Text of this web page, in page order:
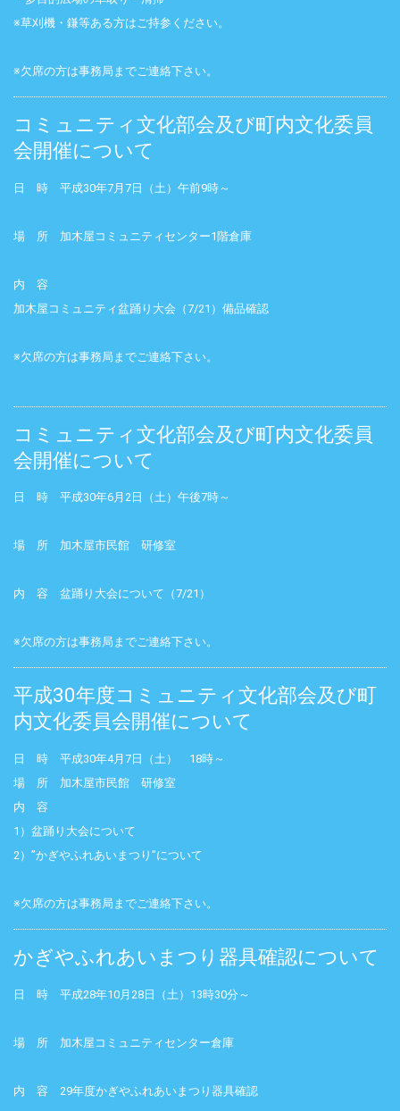
※草刈機・鎌等ある方はご持参ください。
※欠席の方は事務局までご連絡下さい。
コミュニティ文化部会及び町内文化委員
会開催について
日 時 平成30年7月7日（土）午前9時～
場 所 加木屋コミュニティセンター1階倉庫
内 容
加木屋コミュニティ盆踊り大会（7/21）備品確認
※欠席の方は事務局までご連絡下さい。
コミュニティ文化部会及び町内文化委員
会開催について
日 時 平成30年6月2日（土）午後7時～
場 所 加木屋市民館 研修室
内 容 盆踊り大会について（7/21）
※欠席の方は事務局までご連絡下さい。
平成30年度コミュニティ文化部会及び町
内文化委員会開催について
日 時 平成30年4月7日（土） 18時～
場 所 加木屋市民館 研修室
内 容
1）盆踊り大会について
2）”かぎやふれあいまつり”について
※欠席の方は事務局までご連絡下さい。
かぎやふれあいまつり器具確認について
日 時 平成28年10月28日（土）13時30分～
場 所 加木屋コミュニティセンター倉庫
内 容 29年度かぎやふれあいまつり器具確認